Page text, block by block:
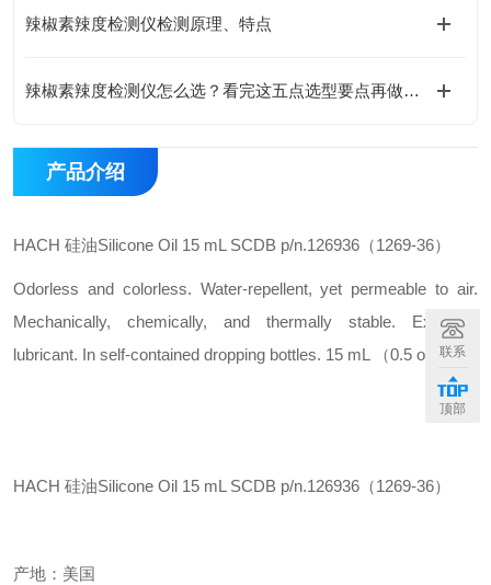
辣椒素辣度检测仪检测原理、特点
辣椒素辣度检测仪怎么选？看完这五点选型要点再做决定
产品介绍
HACH 硅油Silicone Oil 15 mL SCDB p/n.126936（1269-36）
Odorless and colorless. Water-repellent, yet permeable to air.
Mechanically, chemically, and thermally stable. Excellent
lubricant. In self-contained dropping bottles. 15 mL （0.5 oz）.
HACH 硅油Silicone Oil 15 mL SCDB p/n.126936（1269-36）
产地：美国
联系
顶部